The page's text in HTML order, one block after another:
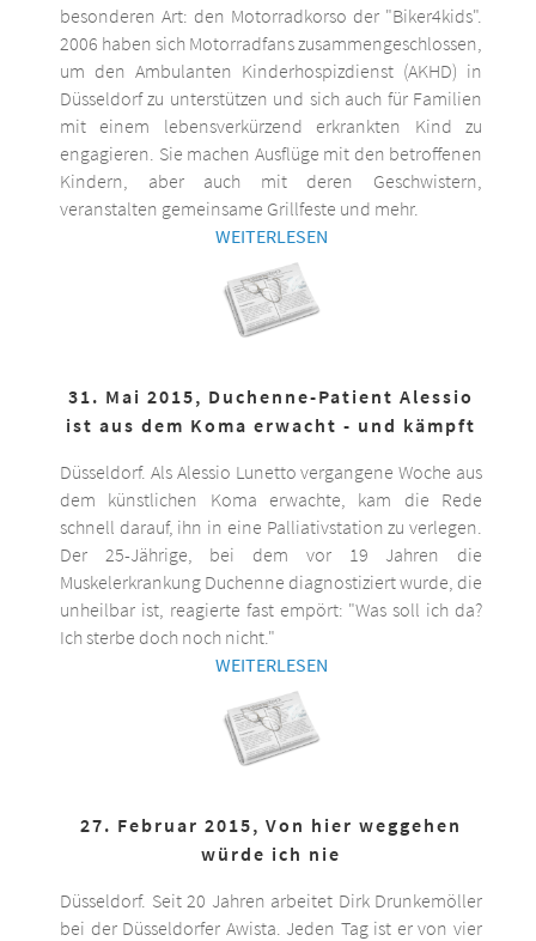
besonderen Art: den Motorradkorso der "Biker4kids".
2006 haben sich Motorradfans zusammengeschlossen,
um den Ambulanten Kinderhospizdienst (AKHD) in
Düsseldorf zu unterstützen und sich auch für Familien
mit einem lebensverkürzend erkrankten Kind zu
engagieren. Sie machen Ausflüge mit den betroffenen
Kindern, aber auch mit deren Geschwistern,
veranstalten gemeinsame Grillfeste und mehr.
WEITERLESEN
31. Mai 2015, Duchenne-Patient Alessio
ist aus dem Koma erwacht - und kämpft
Düsseldorf. Als Alessio Lunetto vergangene Woche aus
dem künstlichen Koma erwachte, kam die Rede
schnell darauf, ihn in eine Palliativstation zu verlegen.
Der 25-Jährige, bei dem vor 19 Jahren die
Muskelerkrankung Duchenne diagnostiziert wurde, die
unheilbar ist, reagierte fast empört: "Was soll ich da?
Ich sterbe doch noch nicht."
WEITERLESEN
27. Februar 2015, Von hier weggehen
würde ich nie
Düsseldorf. Seit 20 Jahren arbeitet Dirk Drunkemöller
bei der Düsseldorfer Awista. Jeden Tag ist er von vier